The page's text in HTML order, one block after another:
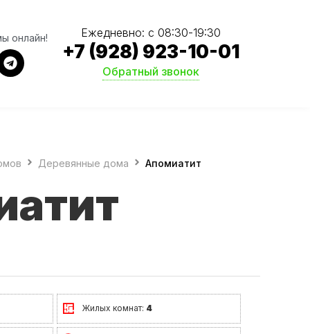
онлайн! Ежедневно: с 08:30-19:30
+7 (928) 923-10-01
Обратный звонок
Деревянные дома Апомиатит
Жилых комнат: 4